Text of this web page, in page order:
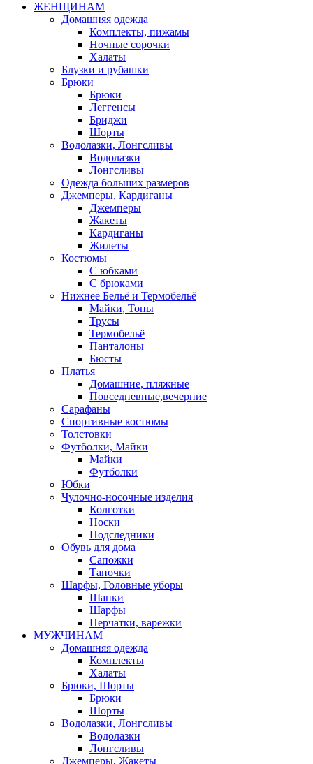
ЖЕНЩИНАМ
Домашняя одежда
Комплекты, пижамы
Ночные сорочки
Халаты
Блузки и рубашки
Брюки
Брюки
Леггенсы
Бриджи
Шорты
Водолазки, Лонгсливы
Водолазки
Лонгсливы
Одежда больших размеров
Джемперы, Кардиганы
Джемперы
Жакеты
Кардиганы
Жилеты
Костюмы
С юбками
С брюками
Нижнее Бельё и Термобельё
Майки, Топы
Трусы
Термобельё
Панталоны
Бюсты
Платья
Домашние, пляжные
Повседневные,вечерние
Сарафаны
Спортивные костюмы
Толстовки
Футболки, Майки
Майки
Футболки
Юбки
Чулочно-носочные изделия
Колготки
Носки
Подследники
Обувь для дома
Сапожки
Тапочки
Шарфы, Головные уборы
Шапки
Шарфы
Перчатки, варежки
МУЖЧИНАМ
Домашняя одежда
Комплекты
Халаты
Брюки, Шорты
Брюки
Шорты
Водолазки, Лонгсливы
Водолазки
Лонгсливы
Джемперы, Жакеты